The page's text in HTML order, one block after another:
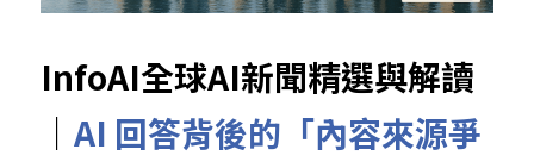
InfoAI全球AI新聞精選與解讀
｜ AI 回答背後的「內容來源爭